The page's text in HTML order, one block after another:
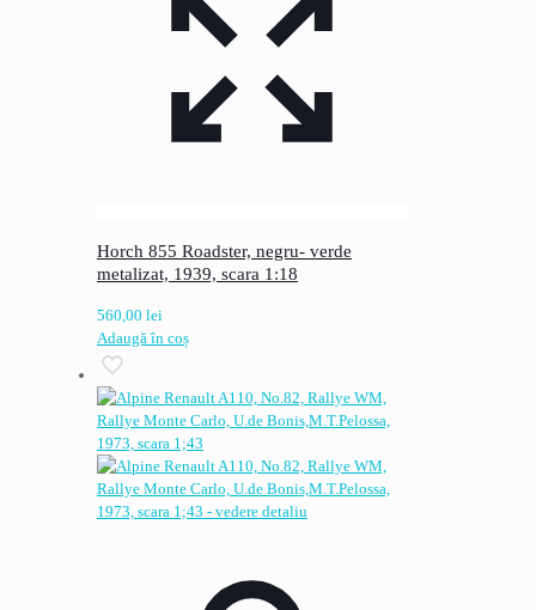
Horch 855 Roadster, negru- verde
metalizat, 1939, scara 1:18
560,00 lei
Adaugă în coș